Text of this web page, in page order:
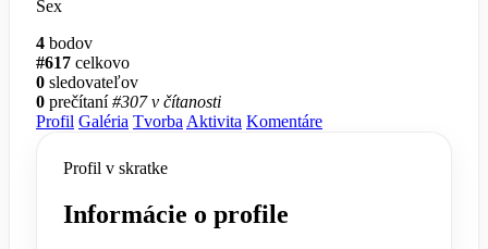
Sex
4 bodov
#617 celkovo
0 sledovateľov
0 prečítaní #307 v čítanosti
Profil Galéria Tvorba Aktivita Komentáre
Profil v skratke
Informácie o profile